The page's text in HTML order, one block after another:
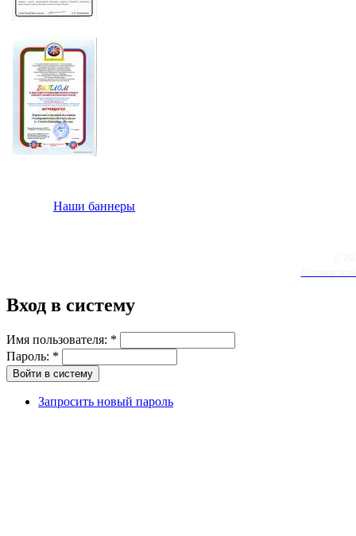
Наши баннеры
Вход в систему
Имя пользователя: *
Пароль: *
Запросить новый пароль